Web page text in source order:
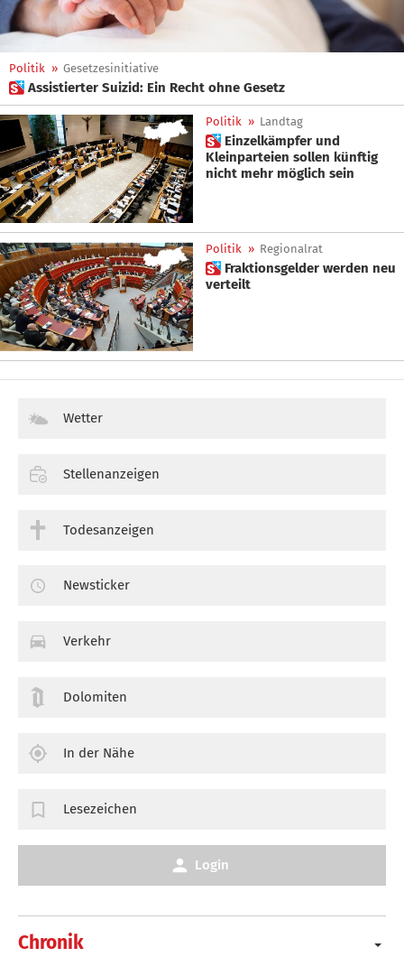
Politik » Gesetzesinitiative
 Assistierter Suizid: Ein Recht ohne Gesetz
Politik » Landtag
 Einzelkämpfer und
Kleinparteien sollen künftig
nicht mehr möglich sein
Politik » Regionalrat
 Fraktionsgelder werden neu
verteilt
Chronik
Wetter
Stellenanzeigen
Todesanzeigen
Newsticker
Verkehr
Dolomiten
In der Nähe
Lesezeichen
Login